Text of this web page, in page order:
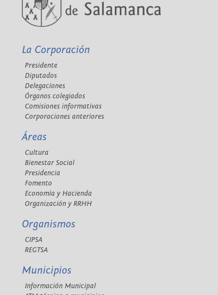
La Corporación
Presidente
Diputados
Delegaciones
Órganos colegiados
Comisiones informativas
Corporaciones anteriores
Áreas
Cultura
Bienestar Social
Presidencia
Fomento
Economía y Hacienda
Organización y RRHH
Organismos
CIPSA
REGTSA
Municipios
Información Municipal